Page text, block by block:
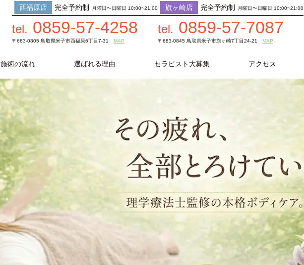
西福原店 完全予約制 月曜日〜日曜日 10:00~21:00
tel. 0859-57-4258
〒683-0805 鳥取県米子市西福原6丁目7-31 MAP
旗ヶ崎店 完全予約制 月曜日〜日曜日 10:00~21:00
tel. 0859-57-7087
〒683-0845 鳥取県米子市旗ヶ崎7丁目24-21 MAP
施術の流れ 選ばれる理由 セラピスト大募集 アクセス